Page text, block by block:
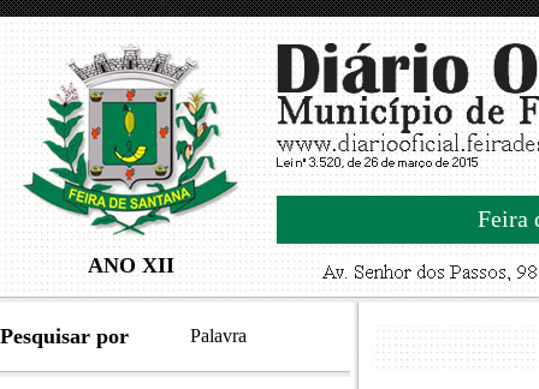
ANO XII
Feira
Pesquisar por Palavra